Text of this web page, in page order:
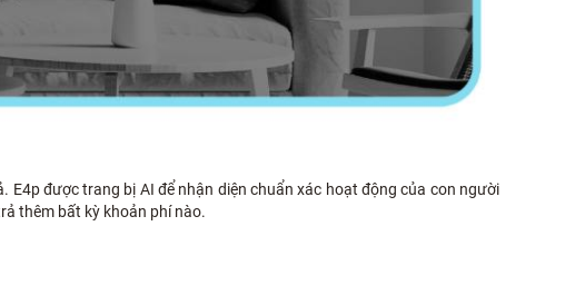
được trang bị AI để nhận diện chuẩn xác hoạt động của con người
thêm bất kỳ khoản phí nào.